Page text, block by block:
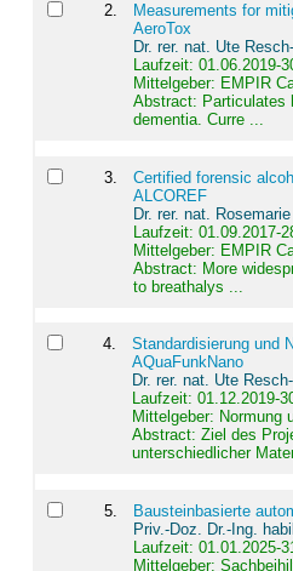
2.
Measurements for
AeroTox
Dr. rer. nat. Ute
Laufzeit: 01.06.2019-
Mittelgeber: EMPIR
Abstract: Particulates
dementia. Curre ...
3.
Certified forensic
ALCOREF
Dr. rer. nat.
Laufzeit: 01.09.2017-
Mittelgeber: EMPIR
Abstract: More
to breathalys ...
4.
Standardisierung und
AQuaFunkNano
Dr. rer. nat. Ute
Laufzeit: 01.12.2019-
Mittelgeber: Normung
Abstract:Ziel des
unterschiedlicher
5.
Bausteinbasierte
Priv.-Doz. Dr.-Ing.
Laufzeit: 01.01.2025-
Mittelgeber: